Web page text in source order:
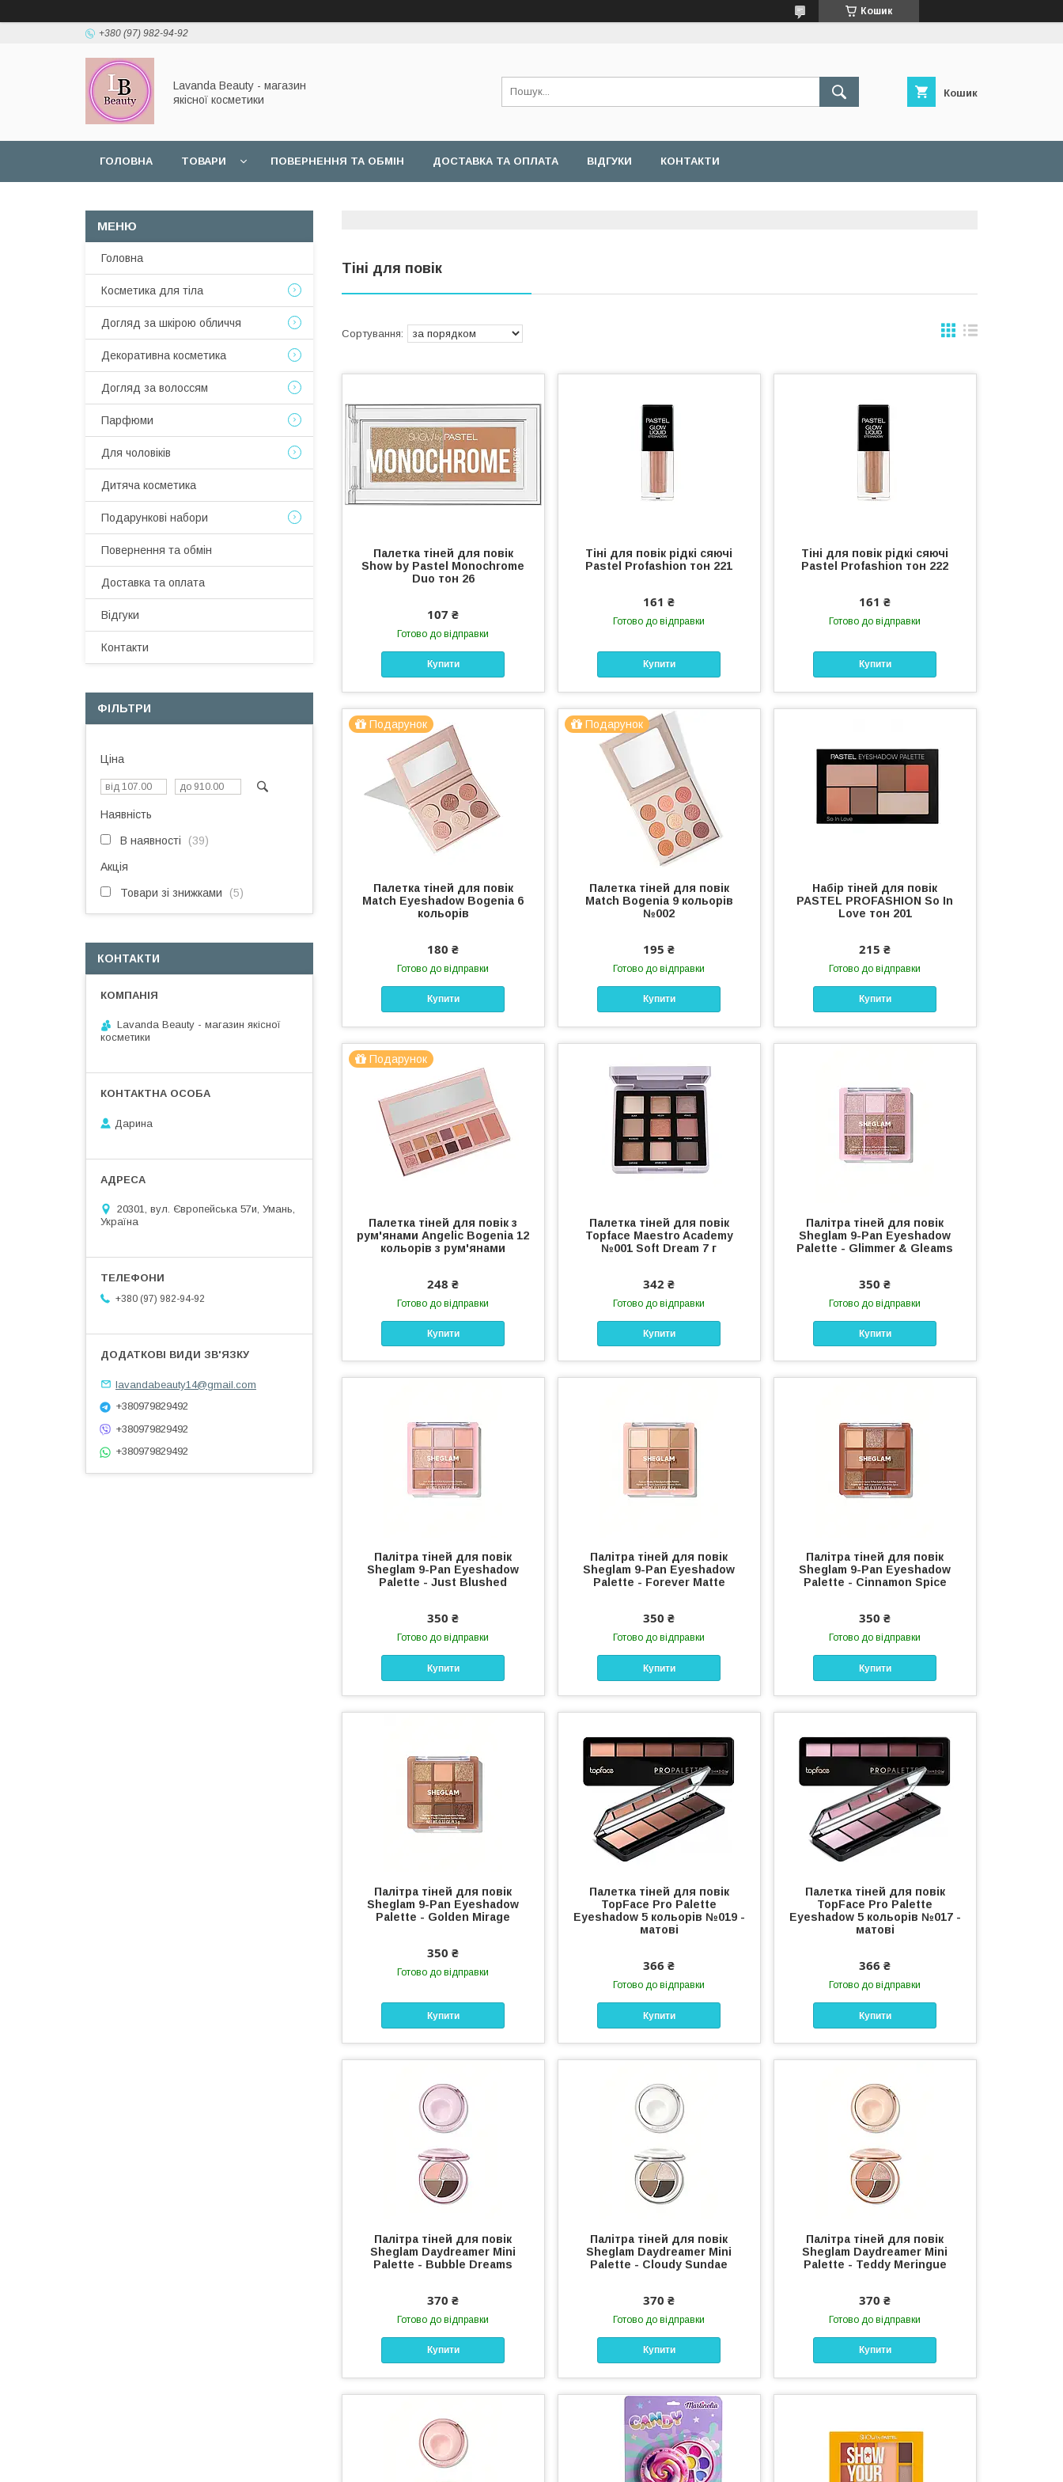
Кошик
+380 (97) 982-94-92
Lavanda Beauty - магазин
якісної косметики
Кошик
ГОЛОВНА ТОВАРИ ПОВЕРНЕННЯ ТА ОБМІН ДОСТАВКА ТА ОПЛАТА ВІДГУКИ КОНТАКТИ
Тіні для повік
Палетка тіней для повік
Show by Pastel Monochrome
Duo тон 26
107 ₴
Готово до відправки
Купити
Тіні для повік рідкі сяючі
Pastel Profashion тон 221
161 ₴
Готово до відправки
Купити
Тіні для повік рідкі сяючі
Pastel Profashion тон 222
161 ₴
Готово до відправки
Купити
Подарунок
Палетка тіней для повік
Match Eyeshadow Bogenia 6
кольорів
180 ₴
Готово до відправки
Купити
Подарунок
Палетка тіней для повік
Match Bogenia 9 кольорів
№002
195 ₴
Готово до відправки
Купити
Набір тіней для повік
PASTEL PROFASHION So In
Love тон 201
215 ₴
Готово до відправки
Купити
Подарунок
Палетка тіней для повік з
рум'янами Angelic Bogenia 12
кольорів з рум'янами
248 ₴
Готово до відправки
Купити
Палетка тіней для повік
Topface Maestro Academy
№001 Soft Dream 7 г
342 ₴
Готово до відправки
Купити
Палітра тіней для повік
Sheglam 9-Pan Eyeshadow
Palette - Glimmer & Gleams
350 ₴
Готово до відправки
Купити
Палітра тіней для повік
Sheglam 9-Pan Eyeshadow
Palette - Just Blushed
350 ₴
Готово до відправки
Купити
Палітра тіней для повік
Sheglam 9-Pan Eyeshadow
Palette - Forever Matte
350 ₴
Готово до відправки
Купити
Палітра тіней для повік
Sheglam 9-Pan Eyeshadow
Palette - Cinnamon Spice
350 ₴
Готово до відправки
Купити
Палітра тіней для повік
Sheglam 9-Pan Eyeshadow
Palette - Golden Mirage
350 ₴
Готово до відправки
Купити
Палетка тіней для повік
TopFace Pro Palette
Eyeshadow 5 кольорів №019 -
матові
366 ₴
Готово до відправки
Купити
Палетка тіней для повік
TopFace Pro Palette
Eyeshadow 5 кольорів №017 -
матові
366 ₴
Готово до відправки
Купити
Палітра тіней для повік
Sheglam Daydreamer Mini
Palette - Bubble Dreams
370 ₴
Готово до відправки
Купити
Палітра тіней для повік
Sheglam Daydreamer Mini
Palette - Cloudy Sundae
370 ₴
Готово до відправки
Купити
Палітра тіней для повік
Sheglam Daydreamer Mini
Palette - Teddy Meringue
370 ₴
Готово до відправки
Купити
Головна
Косметика для тіла
Догляд за шкірою обличчя
Декоративна косметика
Догляд за волоссям
Парфюми
Для чоловіків
Дитяча косметика
Подарункові набори
Повернення та обмін
Доставка та оплата
Відгуки
Контакти
ФІЛЬТРИ
Ціна
Наявність
В наявності 39
Акція
Товари зі знижками 5
КОНТАКТИ
Lavanda Beauty - магазин якісної
косметики
Дарина
20301, вул. Європейська 57и, Умань,
Україна
+380 (97) 982-94-92
lavandabeauty14@gmail.com
+380979829492
+380979829492
+380979829492